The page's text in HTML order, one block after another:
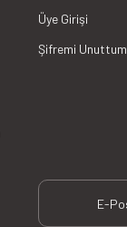
Üye Girişi
Şifremi Unuttum